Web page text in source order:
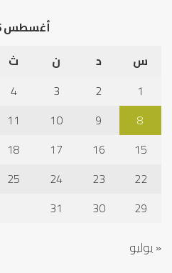
أغسطس 2026
س
د ن ث
1
2
3
4
8
9
10
11
15
16
17
18
22
23
24
25
29
30
31
« يوليو